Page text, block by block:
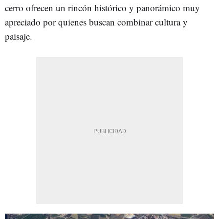
cerro ofrecen un rincón histórico y panorámico muy
apreciado por quienes buscan combinar cultura y
paisaje.